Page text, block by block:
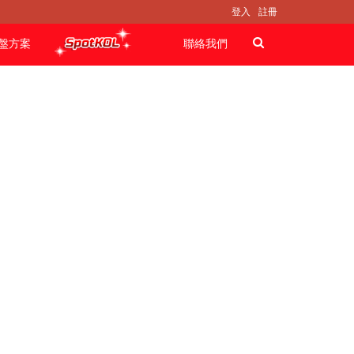
登入 註冊
方案 聯絡我們